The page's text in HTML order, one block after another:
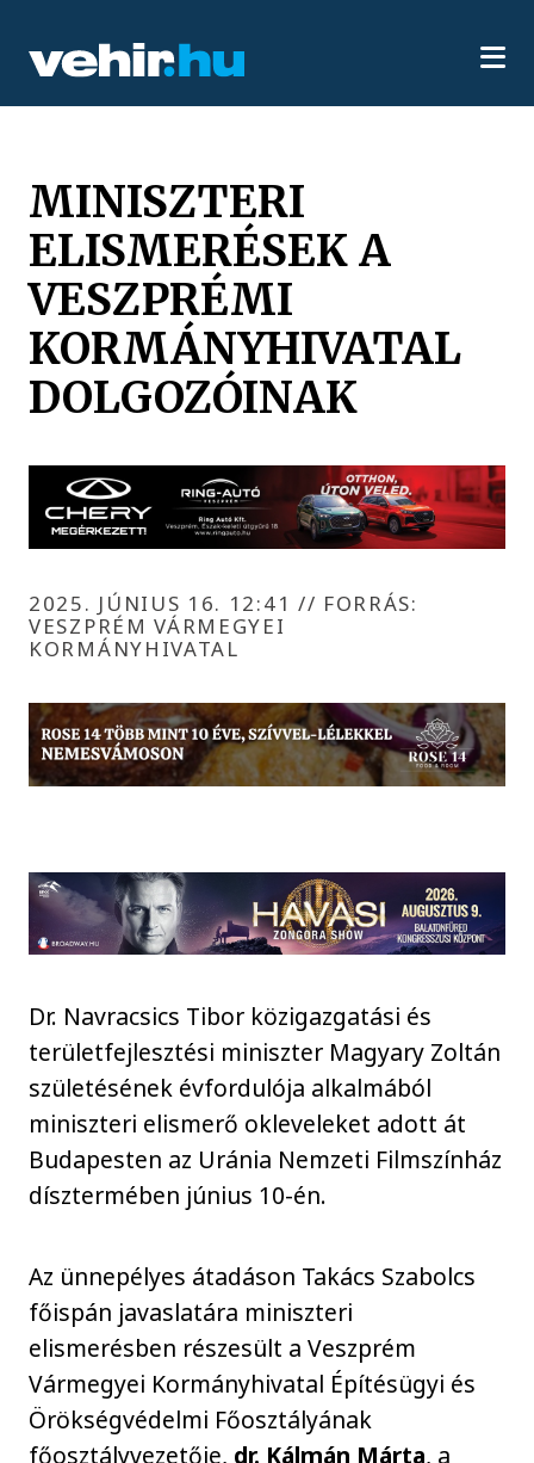
MINISZTERI
ELISMERÉSEK A
VESZPRÉMI
KORMÁNYHIVATAL
DOLGOZÓINAK
2025. JÚNIUS 16. 12:41 // FORRÁS:
VESZPRÉM VÁRMEGYEI
KORMÁNYHIVATAL
Dr. Navracsics Tibor közigazgatási és
területfejlesztési miniszter Magyary Zoltán
születésének évfordulója alkalmából
miniszteri elismerő okleveleket adott át
Budapesten az Uránia Nemzeti Filmszínház
dísztermében június 10-én.
Az ünnepélyes átadáson Takács Szabolcs
főispán javaslatára miniszteri
elismerésben részesült a Veszprém
Vármegyei Kormányhivatal Építésügyi és
Örökségvédelmi Főosztályának
főosztályvezetője, dr. Kálmán Márta, a